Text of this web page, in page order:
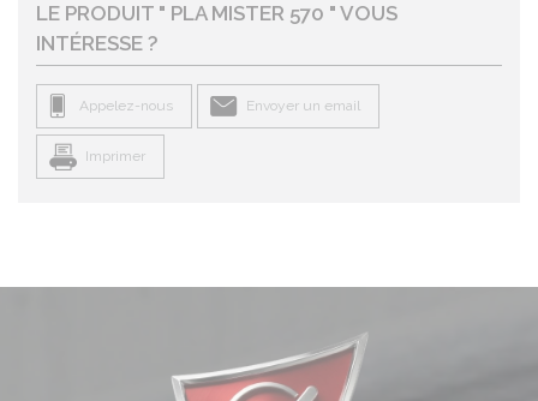
LE PRODUIT " PLA MISTER 570 " VOUS
INTÉRESSE ?
Appelez-nous Envoyer un email
Imprimer